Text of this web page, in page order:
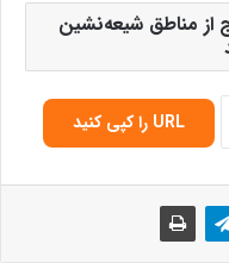
از مناطق شیعه‌نشین
URL را کپی کنید